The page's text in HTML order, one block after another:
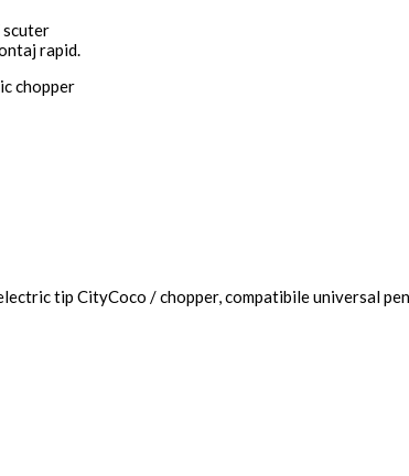
scuter
rapid.
chopper
tip CityCoco / chopper, compatibile universal